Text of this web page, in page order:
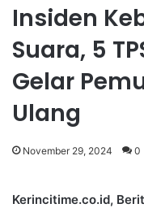
Insiden
Suara, 5
Gelar
Ulang
November 29, 2024 0
Kerincitime.co.id,